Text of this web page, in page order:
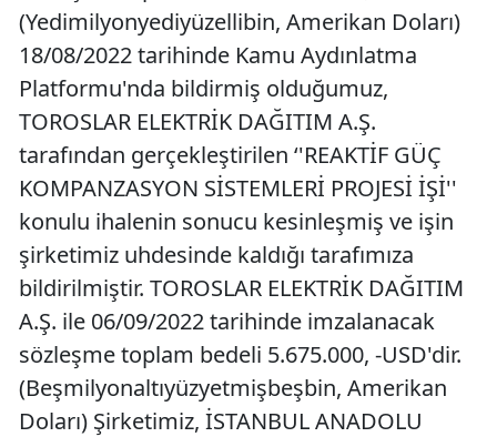
(Yedimilyonyediyüzellibin, Amerikan Doları)
18/08/2022 tarihinde Kamu Aydınlatma
Platformu'nda bildirmiş olduğumuz,
TOROSLAR ELEKTRİK DAĞITIM A.Ş.
tarafından gerçekleştirilen ‘'REAKTİF GÜÇ
KOMPANZASYON SİSTEMLERİ PROJESİ İŞİ''
konulu ihalenin sonucu kesinleşmiş ve işin
şirketimiz uhdesinde kaldığı tarafımıza
bildirilmiştir. TOROSLAR ELEKTRİK DAĞITIM
A.Ş. ile 06/09/2022 tarihinde imzalanacak
sözleşme toplam bedeli 5.675.000, -USD'dir.
(Beşmilyonaltıyüzyetmişbeşbin, Amerikan
Doları) Şirketimiz, İSTANBUL ANADOLU